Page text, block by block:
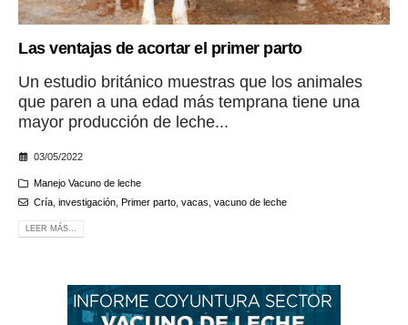
Las ventajas de acortar el primer parto
Un estudio británico muestras que los animales
que paren a una edad más temprana tiene una
mayor producción de leche...
03/05/2022
Manejo Vacuno de leche
Cría, investigación, Primer parto, vacas vacuno de leche
LEER MÁS...